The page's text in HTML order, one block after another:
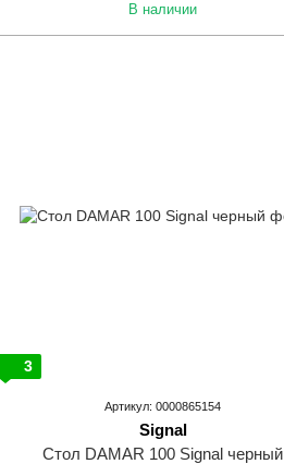
В наличии
3
Артикул: 0000865154
Signal
Стол DAMAR 100 Signal черный